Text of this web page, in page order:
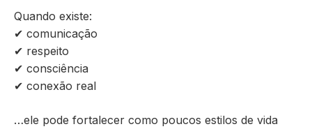
Quando existe:
✔ comunicação
✔ respeito
✔ consciência
✔ conexão real
…ele pode fortalecer como poucos estilos de vida